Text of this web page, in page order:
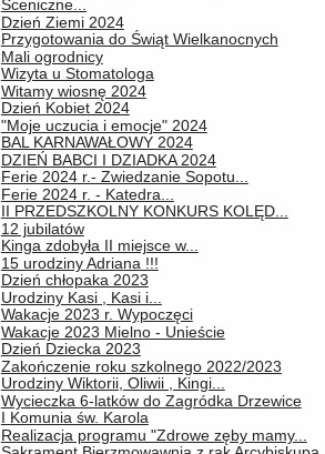
Sceniczne...
Dzień Ziemi 2024
Przygotowania do Świąt Wielkanocnych
Mali ogrodnicy
Wizyta u Stomatologa
Witamy wiosnę 2024
Dzień Kobiet 2024
"Moje uczucia i emocje" 2024
BAL KARNAWAŁOWY 2024
DZIEŃ BABCI I DZIADKA 2024
Ferie 2024 r.- Zwiedzanie Sopotu...
Ferie 2024 r. - Katedra...
II PRZEDSZKOLNY KONKURS KOLĘD...
12 jubilatów
Kinga zdobyła II miejsce w...
15 urodziny Adriana !!!
Dzień chłopaka 2023
Urodziny Kasi , Kasi i...
Wakacje 2023 r. Wypoczęci
Wakacje 2023 Mielno - Unieście
Dzień Dziecka 2023
Zakończenie roku szkolnego 2022/2023
Urodziny Wiktorii, Oliwii , Kingi...
Wycieczka 6-latków do Zagródka Drzewice
I Komunia św. Karola
Realizacja programu "Zdrowe zęby mamy...